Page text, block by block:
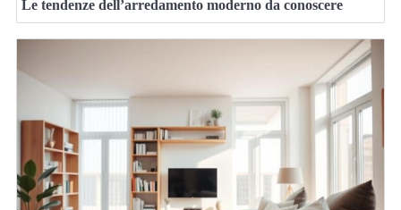
Le tendenze dell’arredamento moderno da conoscere